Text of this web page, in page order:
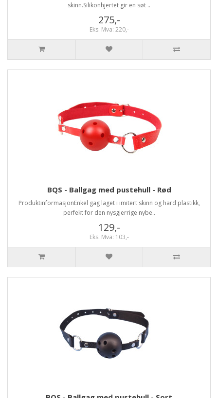
skinn.Silikonhjertet gir en søt ..
275,-
Eks. Mva: 220,-
BQS - Ballgag med pustehull - Rød
ProduktinformasjonEnkel gag laget i imitert skinn og hard plastikk,
perfekt for den nysgjerrige nybe..
129,-
Eks. Mva: 103,-